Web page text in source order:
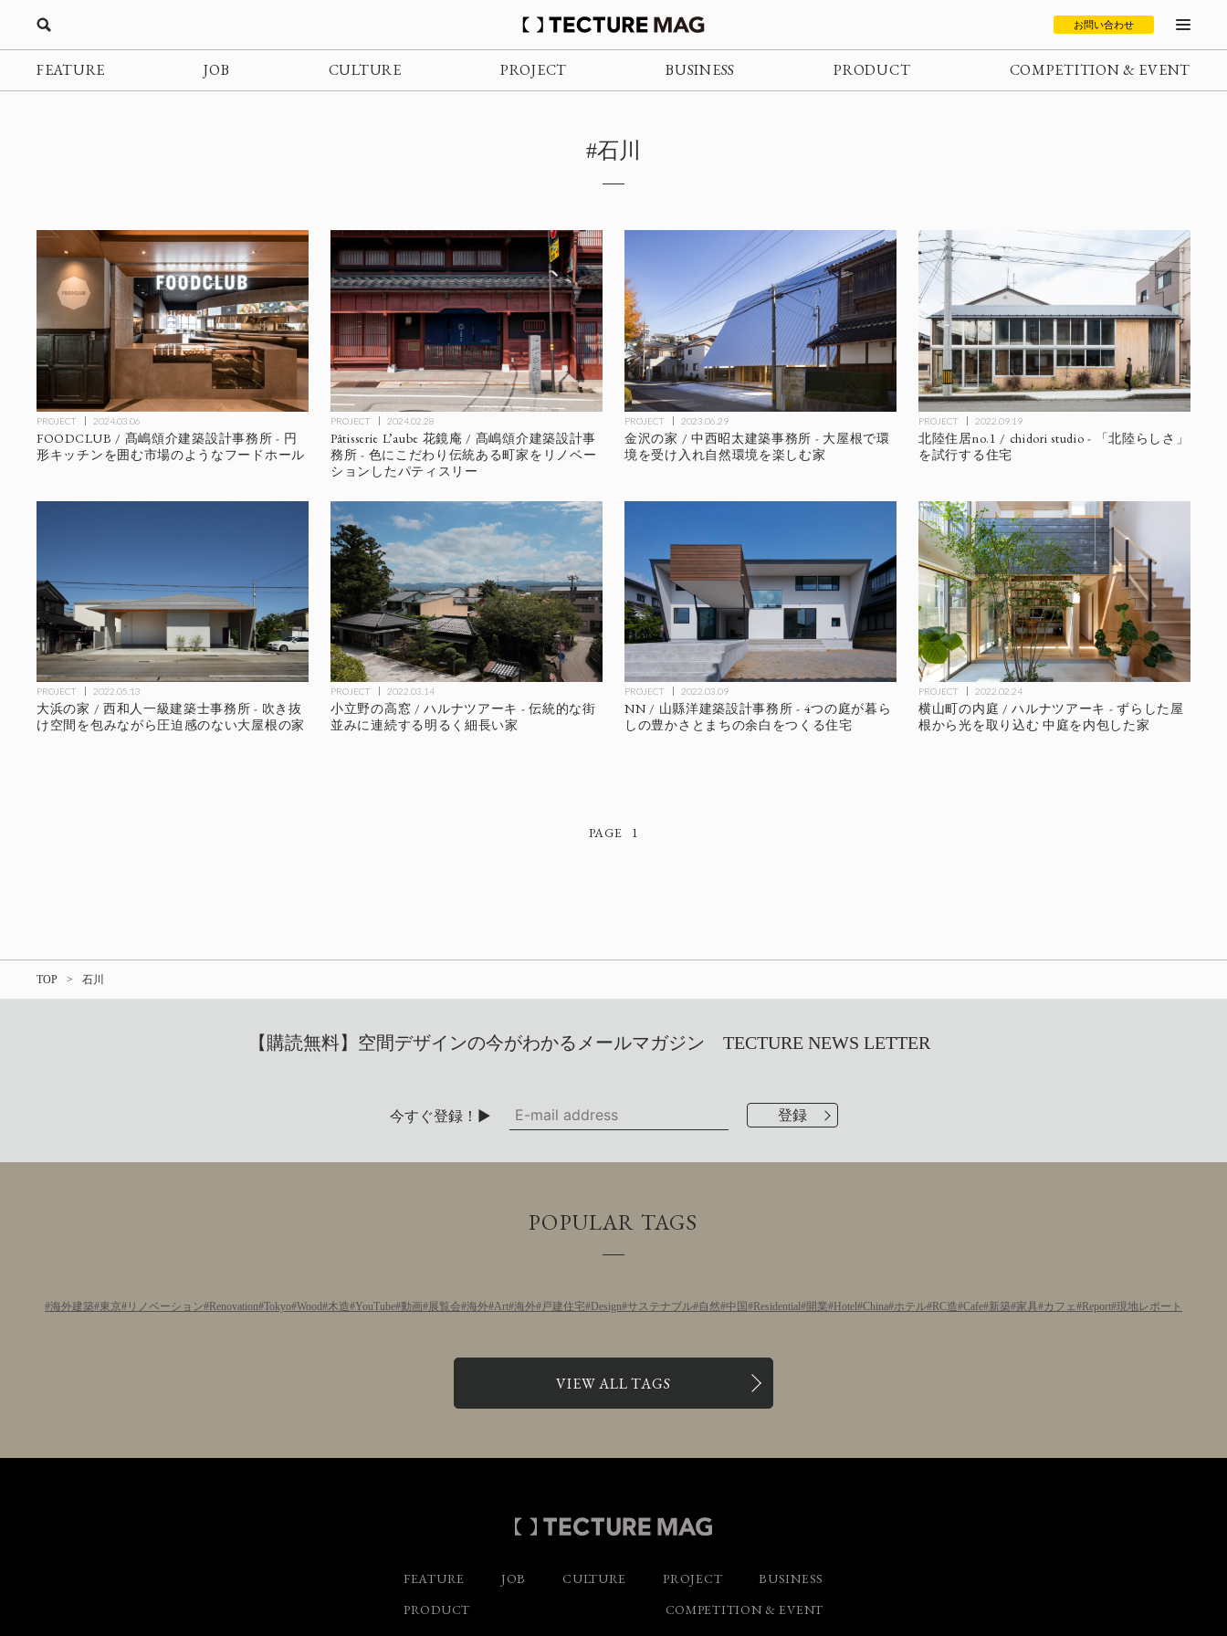
お問い合わせ
FEATURE JOB CULTURE PROJECT BUSINESS PRODUCT COMPETITION & EVENT
#石川
PROJECT 2024.03.06
FOODCLUB / 髙嶋頌介建築設計事務所 - 円
形キッチンを囲む市場のようなフードホール
PROJECT 2024.02.28
Pâtisserie L’aube 花鏡庵 / 髙嶋頌介建築設計事
務所 - 色にこだわり伝統ある町家をリノベー
ションしたパティスリー
PROJECT 2023.06.29
金沢の家 / 中西昭太建築事務所 - 大屋根で環
境を受け入れ自然環境を楽しむ家
PROJECT 2022.09.19
北陸住居no.1 / chidori studio - 「北陸らしさ」
を試行する住宅
PROJECT 2022.05.13
大浜の家 / 西和人一級建築士事務所 - 吹き抜
け空間を包みながら圧迫感のない大屋根の家
PROJECT 2022.03.14
小立野の高窓 / ハルナツアーキ - 伝統的な街
並みに連続する明るく細長い家
PROJECT 2022.03.09
NN / 山縣洋建築設計事務所 - 4つの庭が暮ら
しの豊かさとまちの余白をつくる住宅
PROJECT 2022.02.24
横山町の内庭 / ハルナツアーキ - ずらした屋
根から光を取り込む 中庭を内包した家
1
TOP 石川
【購読無料】空間デザインの今がわかるメールマガジン TECTURE NEWS LETTER
今すぐ登録！▶
POPULAR TAGS
海外建築 東京 リノベーション Renovation Tokyo Wood 木造 YouTube 動画 展覧会 海外 Art 海外 戸建住宅 Design サステナブル 自然 中国 Residential 開業 Hotel China ホテル RC造 Cafe 新築 家具 カフェ Report 現地レポート
VIEW ALL TAGS
FEATURE JOB CULTURE PROJECT
BUSINESS
PRODUCT
COMPETITION & EVENT